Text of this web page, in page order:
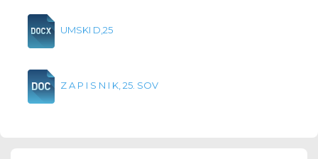
UMSKI D,25
Z A P I S N I K, 25. SOV